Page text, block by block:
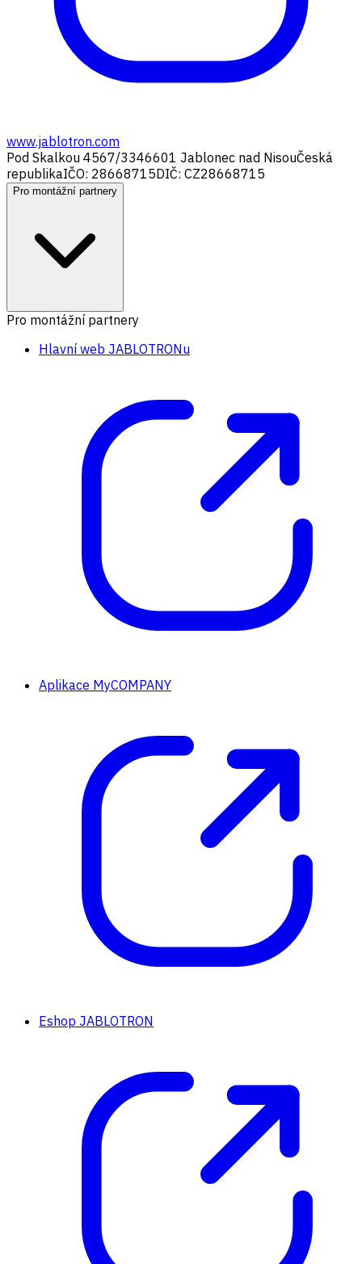
www.jablotron.com
Pod Skalkou 4567/3346601 Jablonec nad NisouČeská
republikaIČO: 28668715DIČ: CZ28668715
Pro montážní partnery
Pro montážní partnery
Hlavní web JABLOTRONu
Aplikace MyCOMPANY
Eshop JABLOTRON